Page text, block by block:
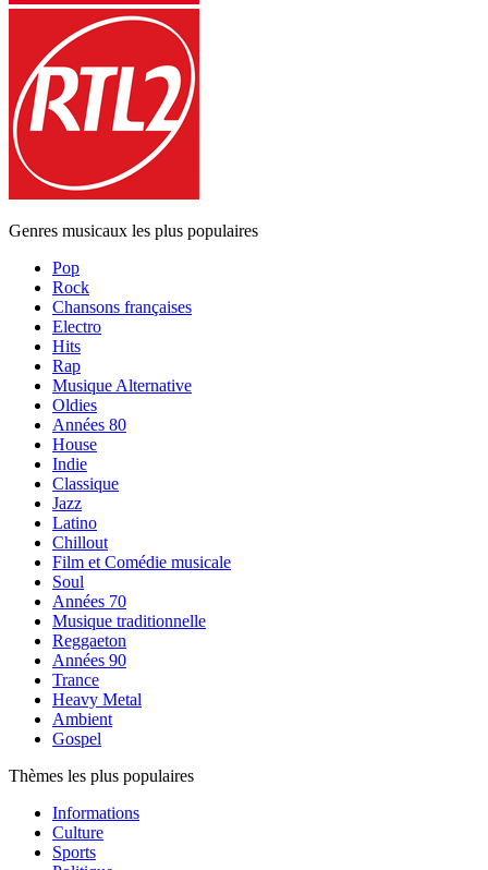
Genres musicaux les plus populaires
Pop
Rock
Chansons françaises
Electro
Hits
Rap
Musique Alternative
Oldies
Années 80
House
Indie
Classique
Jazz
Latino
Chillout
Film et Comédie musicale
Soul
Années 70
Musique traditionnelle
Reggaeton
Années 90
Trance
Heavy Metal
Ambient
Gospel
Thèmes les plus populaires
Informations
Culture
Sports